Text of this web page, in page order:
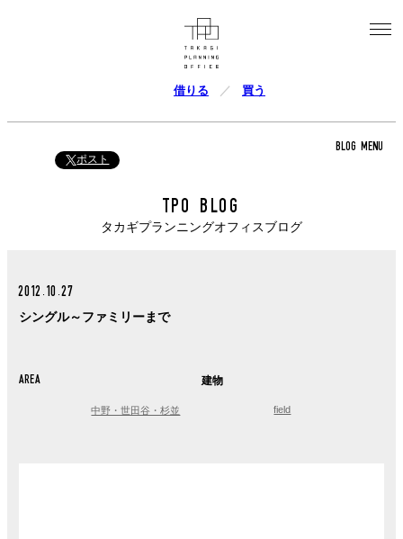
借りる 買う
ポスト
BLOG MENU
TPO BLOG
タカギプランニングオフィスブログ
2012.10.27
シングル～ファミリーまで
AREA
中野・世田谷・杉並
建物
field